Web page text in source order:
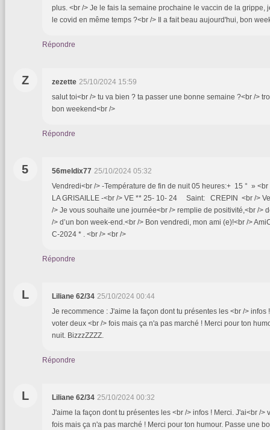
plus. <br /> Je le fais la semaine prochaine le vaccin de la grippe,
le covid en même temps ?<br /> Il a fait beau aujourd'hui, bon
Répondre
Z zezette 25/10/2024 15:59
salut toi<br /> tu va bien ? ta passer une bonne semaine ?<br />
bon weekend<br />
Répondre
5 56meldix77 25/10/2024 05:32
Vendredi<br /> -Température de fin de nuit 05 heures:+ 15 ° » <br
LA GRISAILLE -<br /> VE ** 25- 10- 24 Saint: CREPIN <br />
/> Je vous souhaite une journée<br /> remplie de positivité,<br />
/> d’un bon week-end.<br /> Bon vendredi, mon ami (e)!<br />
C-2024 * . <br /> <br />
Répondre
L Liliane 62/34 25/10/2024 00:44
Je recommence : J'aime la façon dont tu présentes les <br /> infos
voter deux <br /> fois mais ça n'a pas marché ! Merci pour ton
nuit. BizzzZZZZ.
Répondre
L Liliane 62/34 25/10/2024 00:32
J'aime la façon dont tu présentes les <br /> infos ! Merci. J'ai<br />
fois mais ça n'a pas marché ! Merci pour ton humour. Passe une